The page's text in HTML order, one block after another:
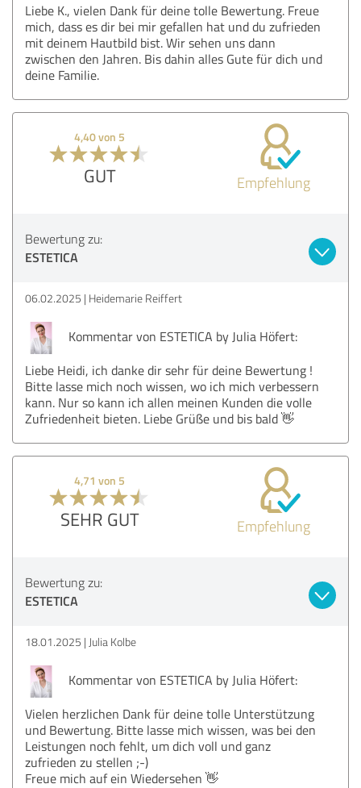
Liebe K., vielen Dank für deine tolle Bewertung. Freue
mich, dass es dir bei mir gefallen hat und du zufrieden
mit deinem Hautbild bist. Wir sehen uns dann
zwischen den Jahren. Bis dahin alles Gute für dich und
deine Familie.
4,40 von 5
GUT Empfehlung
Bewertung zu:
ESTETICA
06.02.2025 Heidemarie Reiffert
Kommentar von ESTETICA by Julia Höfert:
Liebe Heidi, ich danke dir sehr für deine Bewertung !
Bitte lasse mich noch wissen, wo ich mich verbessern
kann. Nur so kann ich allen meinen Kunden die volle
Zufriedenheit bieten. Liebe Grüße und bis bald 👋
4,71 von 5
SEHR GUT Empfehlung
Bewertung zu:
ESTETICA
18.01.2025 Julia Kolbe
Kommentar von ESTETICA by Julia Höfert:
Vielen herzlichen Dank für deine tolle Unterstützung
und Bewertung. Bitte lasse mich wissen, was bei den
Leistungen noch fehlt, um dich voll und ganz
zufrieden zu stellen ;-)
Freue mich auf ein Wiedersehen 👋